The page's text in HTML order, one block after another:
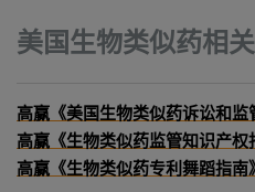
美国生物类似药相
高赢《美国生物类似药诉讼和监
高赢《生物类似药监管知识产权
高赢《生物类似药专利舞蹈指南